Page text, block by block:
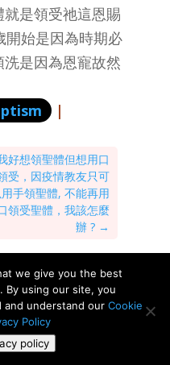
是領受祂這恩賜
開始是因為時期必
是因為恩寵故然
|
好想領聖體但想用口
受，因疫情教友只可
手領聖體, 不能再用
領受聖體，我該怎麼
辦 ? →
of Love and Life,
善團體註冊編號 :
we give you the best
By using our site, you
and understand our Cookie
Policy
policy